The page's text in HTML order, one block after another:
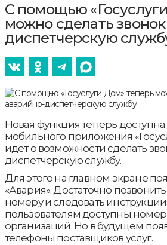
С помощью
можно сделать
диспетчерскую
Новая функция теперь
мобильного приложения
идет о возможности сделать
диспетчерскую службу.
Для этого на главном экране
«Авария». Достаточно
номеру и следовать
пользователям доступны
организаций. Но в будущем
телефоны поставщиков услуг.